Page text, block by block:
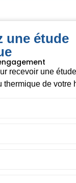
une étude
recevoir une
thermique de votre